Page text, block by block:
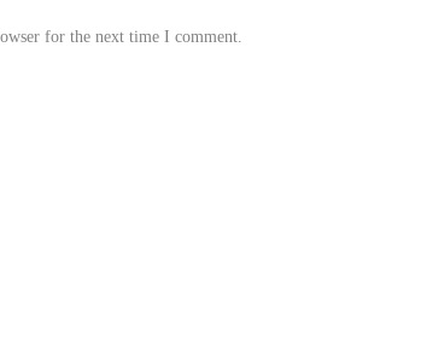
for the next time I comment.